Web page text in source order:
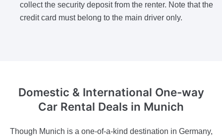
collect the security deposit from the renter. Note that the
credit card must belong to the main driver only.
Domestic & International One-way
Car Rental Deals in Munich
Though Munich is a one-of-a-kind destination in Germany,